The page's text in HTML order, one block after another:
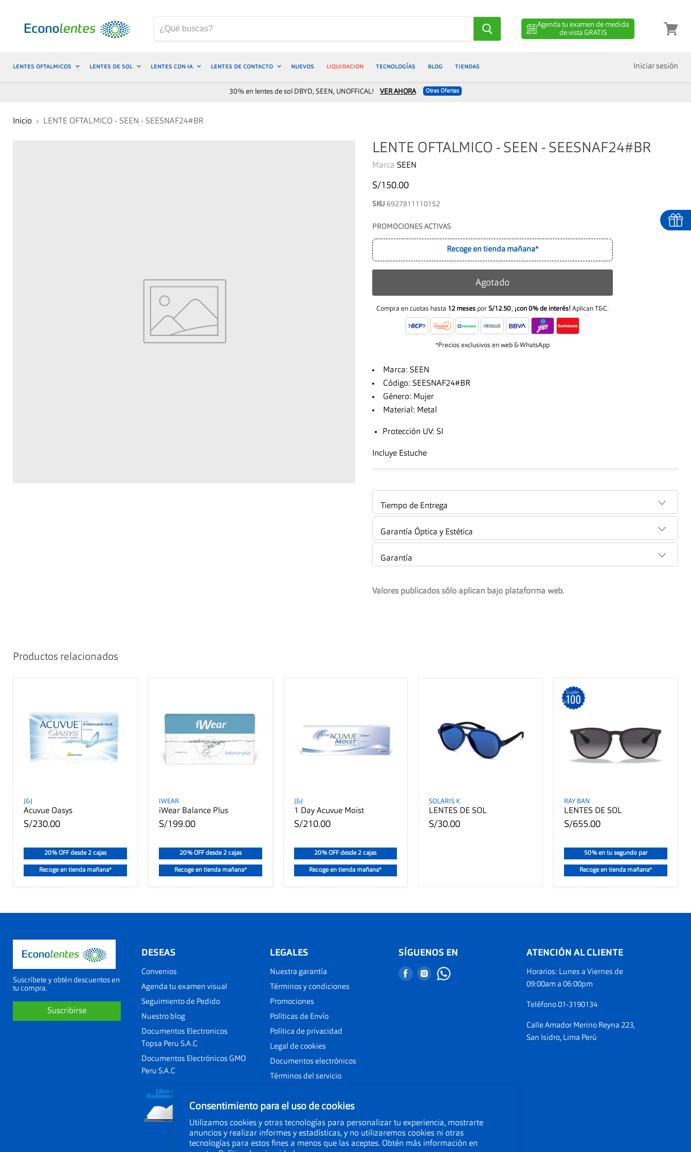
Consentimiento para el uso de cookies
Utilizamos cookies y otras tecnologías para personalizar tu experiencia, mostrarte
anuncios y realizar informes y estadísticas, y no utilizaremos cookies ni otras
tecnologías para estos fines a menos que las aceptes. Obtén más información en
Agenda tu examen de medida
de vista GRATIS
LENTES OFTALMICOS LENTES DE SOL LENTES CON IA LENTES DE CONTACTO NUEVOS LIQUIDACION TECNOLOGÍAS BLOG TIENDAS Iniciar sesión
30% en lentes de sol DBYD, SEEN, UNOFFICAL! VER AHORA Otras Ofertas
Inicio LENTE OFTALMICO - SEEN - SEESNAF24#BR
LENTE OFTALMICO - SEEN - SEESNAF24#BR
Marca SEEN
S/150.00
SKU 6927811110152
PROMOCIONES ACTIVAS
Recoge en tienda mañana*
Agotado
Compra en cuotas hasta 12 mesespor S/12.50, ¡con 0% de interés!Aplican T&C.
*Precios exclusivos en web & WhatsApp
Marca: SEEN
Código: SEESNAF24#BR
Género: Mujer
Material: Metal
Protección UV: SI
Incluye Estuche
Tiempo de Entrega
Garantía Óptica y Estética
Garantía
Valores publicados sólo aplican bajo plataforma web.
Productos relacionados
J&J
Acuvue Oasys
S/230.00
20% OFF desde 2 cajas
Recoge en tienda mañana*
IWEAR
iWear Balance Plus
S/199.00
20% OFF desde 2 cajas
Recoge en tienda mañana*
J&J
1 Day Acuvue Moist
S/210.00
20% OFF desde 2 cajas
Recoge en tienda mañana*
SOLARIS K
LENTES DE SOL
S/30.00
RAY BAN
LENTES DE SOL
S/655.00
50% en tu segundo par
Recoge en tienda mañana*
Suscríbete y obtén descuentos en
tu compra.
Suscribirse
DESEAS
Convenios
Agenda tu examen visual
Seguimiento de Pedido
Nuestro blog
Documentos Electronicos
Topsa Peru S.A.C
Documentos Electrónicos GMO
Peru S.A.C
LEGALES
Nuestra garantía
Términos y condiciones
Promociones
Políticas de Envío
Política de privacidad
Legal de cookies
Documentos electrónicos
Términos del servicio
SÍGUENOS EN
Encuéntranos
Encuéntranos
ATENCIÓN AL CLIENTE
Horarios: Lunes a Viernes de
09:00am a 06:00pm
Teléfono 01-3190134
Calle Amador Merino Reyna 223,
San Isidro, Lima Perú